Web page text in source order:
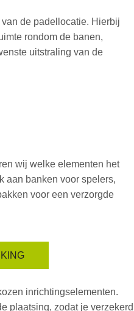
de padellocatie. Hierbij
rondom de banen,
uitstraling van de
wij welke elementen het
aan banken voor spelers,
voor een verzorgde
inrichtingselementen.
plaatsing, zodat je verzekerd